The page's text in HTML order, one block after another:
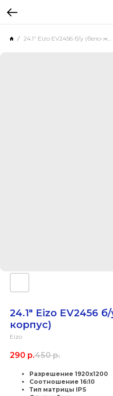
24.1" Eizo EV2456 б/у (бело-желтый корпус)
24.1" Eizo EV2456
корпус)
Eizo
290 р.450 р.
Разрешение 1920x1200
Соотношение 16:10
Тип матрицы IPS